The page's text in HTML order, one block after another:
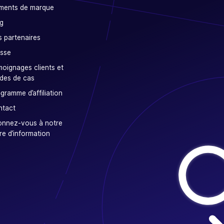
de marque
partenaires
clients et
de cas
d’affiliation
vous à notre
d’information